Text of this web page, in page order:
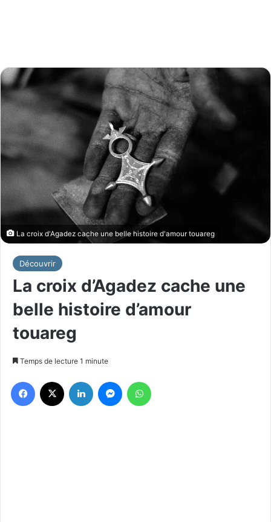
La croix d'Agadez cache une belle histoire d'amour touareg
Découvrir
La croix d’Agadez cache une
belle histoire d’amour
touareg
Temps de lecture 1 minute